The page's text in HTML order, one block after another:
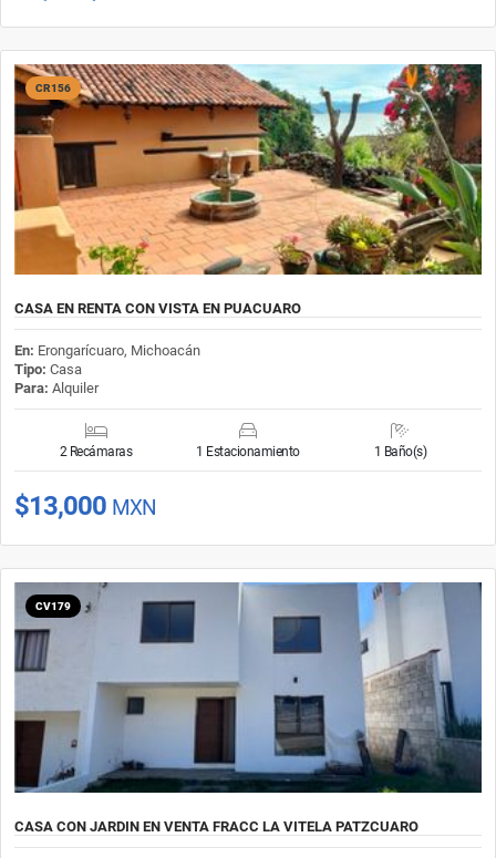
CR156
CASA EN RENTA CON VISTA EN PUACUARO
En: Erongarícuaro, Michoacán
Tipo: Casa
Para: Alquiler
2 Recámaras 1 Estacionamiento 1 Baño(s)
$13,000 MXN
CV179
CASA CON JARDIN EN VENTA FRACC LA VITELA PATZCUARO